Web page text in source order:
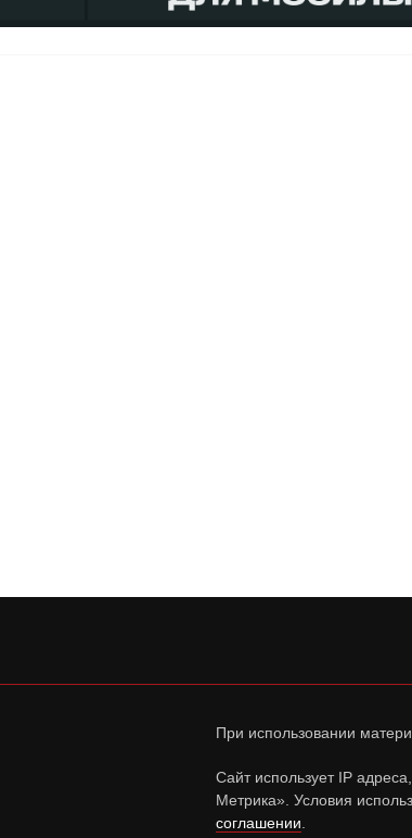
При использовании
Сайт использует IP
Метрика». Условия
соглашении